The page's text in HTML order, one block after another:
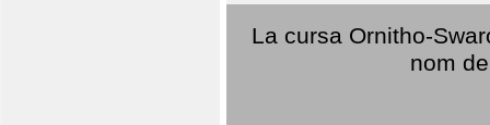
La cursa Ornitho-
nom